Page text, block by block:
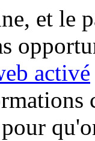
et le
activé